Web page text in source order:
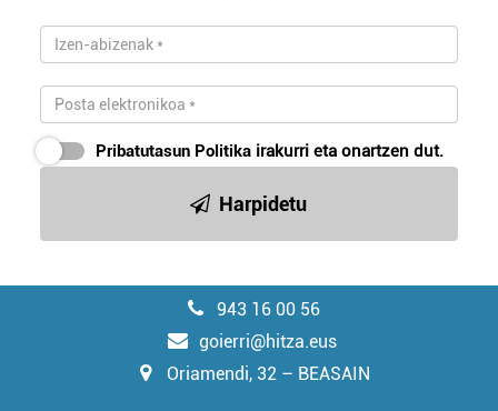
Pribatutasun Politika irakurri eta onartzen dut.
Harpidetu
943 16 00 56
goierri@hitza.eus
Oriamendi, 32 – BEASAIN